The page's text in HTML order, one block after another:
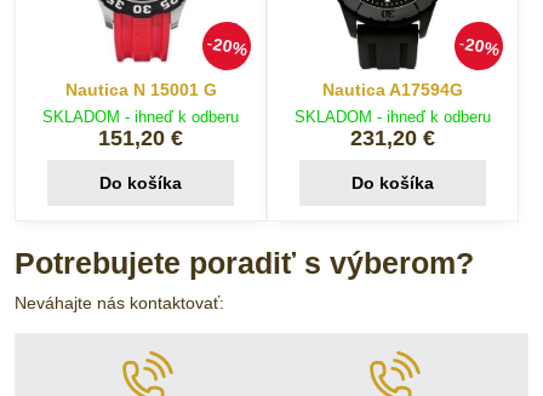
20%
Nautica N 15001 G
SKLADOM - ihneď k odberu
151,20 €
Do košíka
20%
Nautica A17594G
SKLADOM - ihneď k odberu
231,20 €
Do košíka
Potrebujete poradiť s výberom?
Neváhajte nás kontaktovať: